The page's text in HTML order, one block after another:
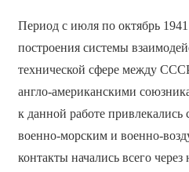
Период с июля по октябрь
построения системы
технической сфере между
англо-американскими
к данной работе привлекались
военно-морским и военно-
контакты начались всего через